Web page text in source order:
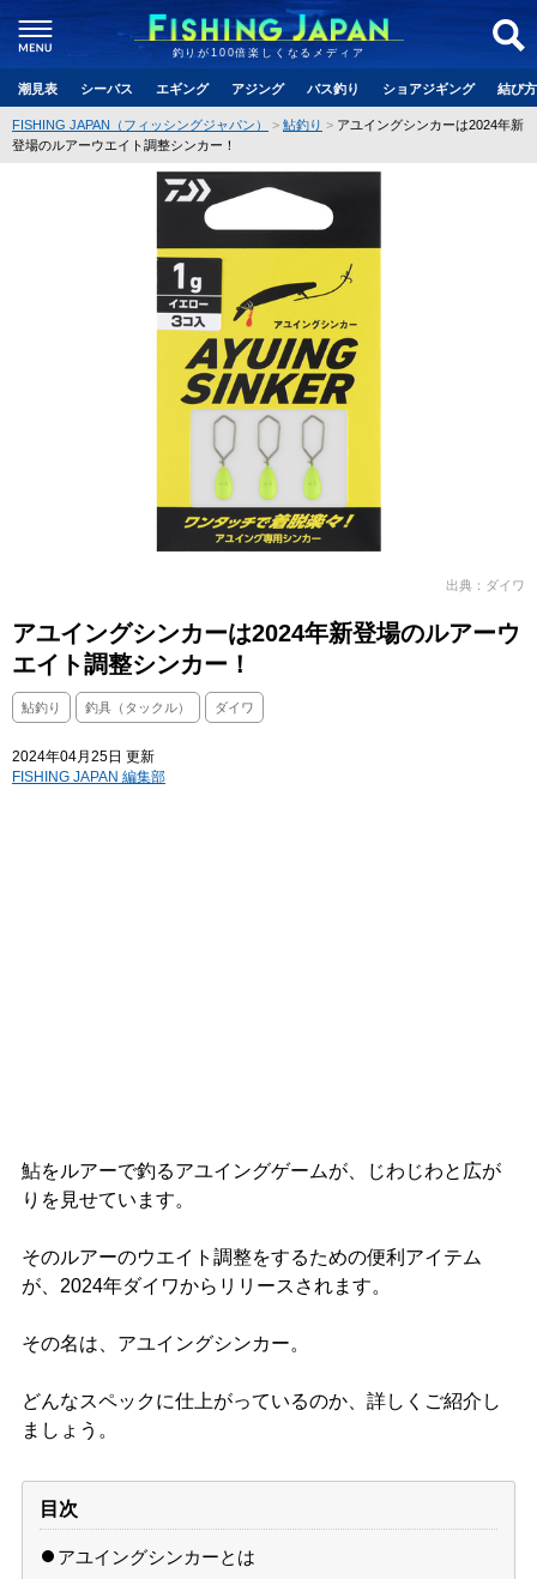
釣りが100倍楽しくなるメディア
潮見表 シーバス エギング アジング バス釣り ショアジギング 結び
FISHING JAPAN（フィッシングジャパン） 鮎釣り
アユイングシンカーは2024年新
登場のルアーウエイト調整シンカー！
出典：ダイワ
アユイングシンカーは2024年新登場のルアーウ
エイト調整シンカー！
鮎釣り 釣具（タックル） ダイワ
2024年04月25日 更新
FISHING JAPAN 編集部
鮎をルアーで釣るアユイングゲームが、じわじわと広が
りを見せています。
そのルアーのウエイト調整をするための便利アイテム
が、2024年ダイワからリリースされます。
その名は、アユイングシンカー。
どんなスペックに仕上がっているのか、詳しくご紹介し
ましょう。
目次
アユイングシンカーとは